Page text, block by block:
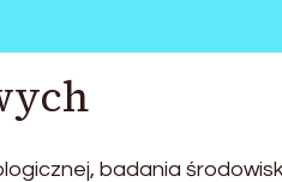
badania